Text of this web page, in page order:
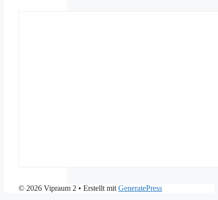
© 2026 Vipraum 2 • Erstellt mit GeneratePress